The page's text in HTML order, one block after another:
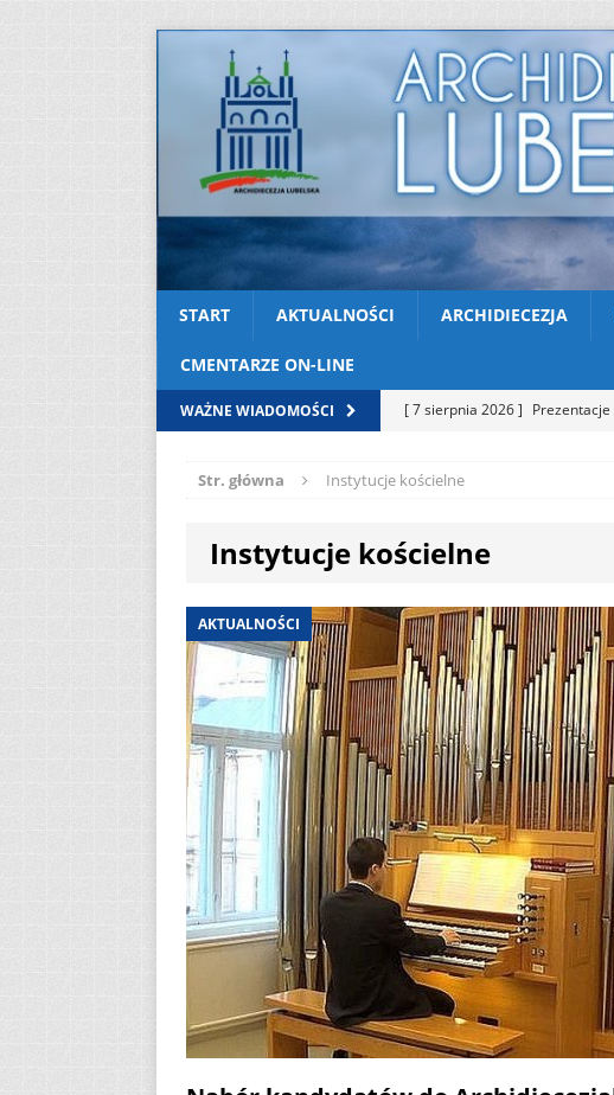
START AKTUALNOŚCI ARCHIDIECEZJA
CMENTARZE ON-LINE
WAŻNE WIADOMOŚCI [ 7 sierpnia 2026 ]
[ 7 sierpnia 2026 ]
[ 7 sierpnia 2026 ]
(Mt 14, 22-33)
[ 7 sierpnia 2026 ] Pot, śpiew,
Niedzielę zwykłą „A (9.08.2026)
[ 7 sierpnia 2026 ] Zmarł ks.
Str. główna Instytucje kościelne
Instytucje kościelne
AKTUALNOŚCI